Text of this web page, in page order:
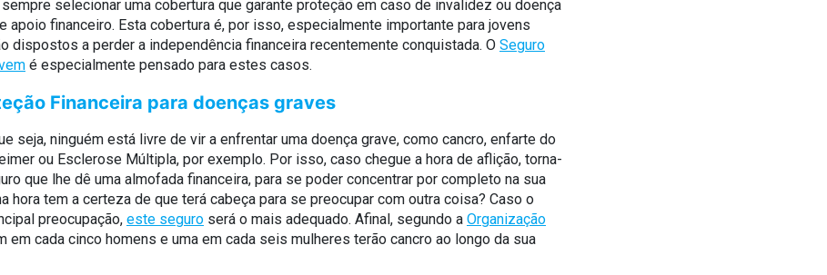
selecionar uma cobertura que garante proteção em caso de invalidez ou doença
apoio financeiro. Esta cobertura é, por isso, especialmente importante para jovens
dispostos a perder a independência financeira recentemente conquistada. O Seguro
é especialmente pensado para estes casos.
Financeira para doenças graves
seja, ninguém está livre de vir a enfrentar uma doença grave, como cancro, enfarte do
ou Esclerose Múltipla, por exemplo. Por isso, caso chegue a hora de aflição, torna-
que lhe dê uma almofada financeira, para se poder concentrar por completo na sua
hora tem a certeza de que terá cabeça para se preocupar com outra coisa? Caso o
preocupação, este seguro será o mais adequado. Afinal, segundo a Organização
em cada cinco homens e uma em cada seis mulheres terão cancro ao longo da sua